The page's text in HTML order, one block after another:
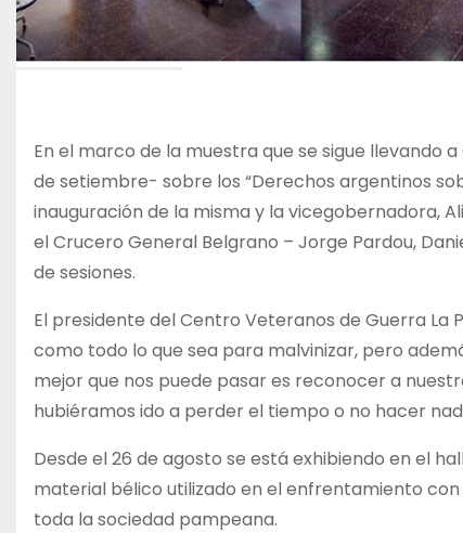
En el marco de la muestra que se sigue llevando
de setiembre- sobre los “Derechos argentinos
inauguración de la misma y la vicegobernadora,
el Crucero General Belgrano – Jorge Pardou,
de sesiones.
El presidente del Centro Veteranos de Guerra
como todo lo que sea para malvinizar, pero
mejor que nos puede pasar es reconocer a
hubiéramos ido a perder el tiempo o no hacer
Desde el 26 de agosto se está exhibiendo en el
material bélico utilizado en el enfrentamiento
toda la sociedad pampeana.